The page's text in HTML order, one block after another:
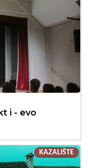
i - evo
KAZALIŠTE